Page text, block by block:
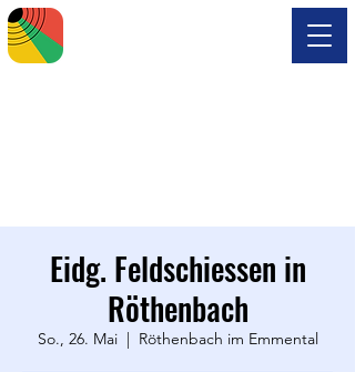
Eidg. Feldschiessen in
Röthenbach
So., 26. Mai
  |
Röthenbach im Emmental